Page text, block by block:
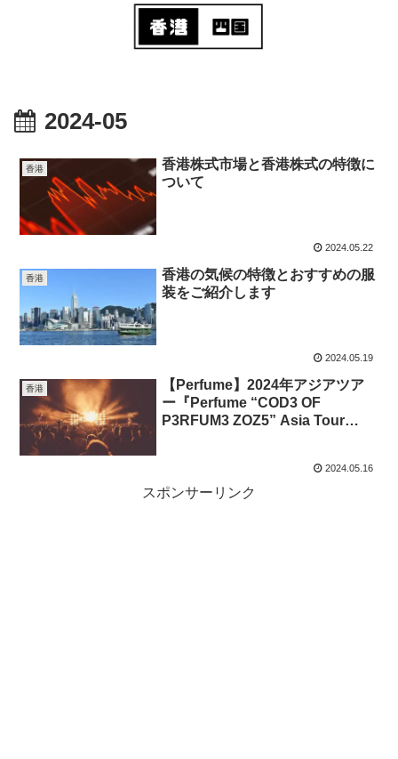
2024-05
香港
香港株式市場と香港株式の特徴に
ついて
2024.05.22
香港
香港の気候の特徴とおすすめの服
装をご紹介します
2024.05.19
香港
【Perfume】2024年アジアツア
ー『Perfume “COD3 OF
P3RFUM3 ZOZ5” Asia Tour
2024.05.16
スポンサーリンク